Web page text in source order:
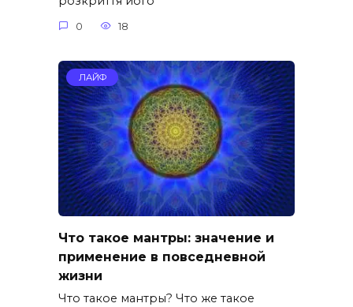
0 18
ЛАЙФ
Что такое мантры: значение и
применение в повседневной
жизни
Что такое мантры? Что же такое